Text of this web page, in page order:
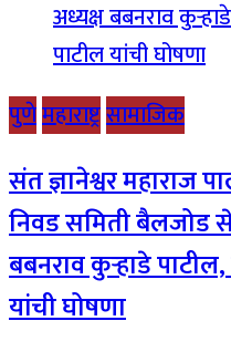
पुणेमहाराष्ट्रसामाजिक
संत ज्ञानेश्वर महाराज
निवड समिती बैलजोड
बबनराव कुऱ्हाडे
यांची घोषणा